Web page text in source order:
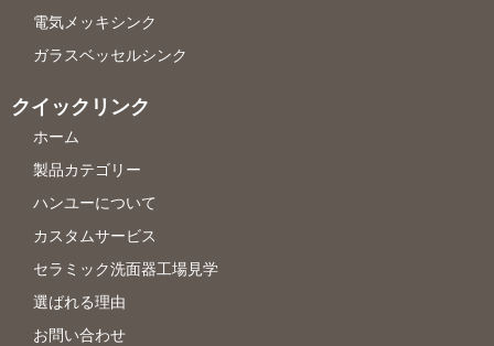
電気メッキシンク
ガラスベッセルシンク
クイックリンク
ホーム
製品カテゴリー
ハンユーについて
カスタムサービス
セラミック洗面器工場見学
選ばれる理由
お問い合わせ